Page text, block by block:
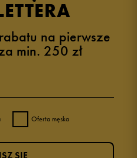
na pierwsze
min. 250 zł
Oferta męska
SIĘ